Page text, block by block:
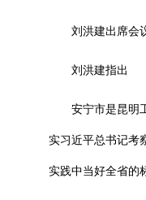
刘洪建出席会议
刘洪建指出
安宁市是昆明工
实习近平总书记考
实践中当好全省的